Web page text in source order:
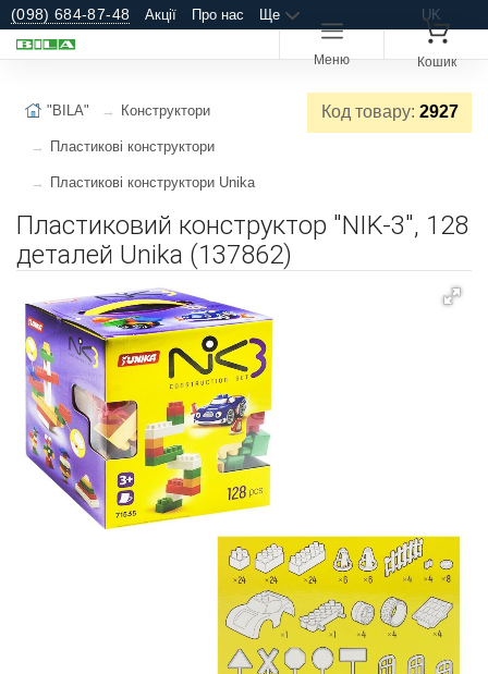
(098) 684-87-48 Акції Про нас Ще UK
Меню Кошик
Код товару: 2927
"BILA" Конструктори
Пластикові конструктори
Пластикові конструктори Unika
Пластиковий конструктор "NIK-3", 128
деталей Unika (137862)